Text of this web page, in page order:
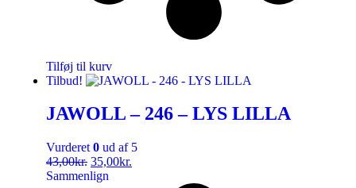
Tilføj til kurv
Tilbud!
JAWOLL – 246 – LYS LILLA
Vurderet 0 ud af 5
43,00kr. 35,00kr.
Sammenlign